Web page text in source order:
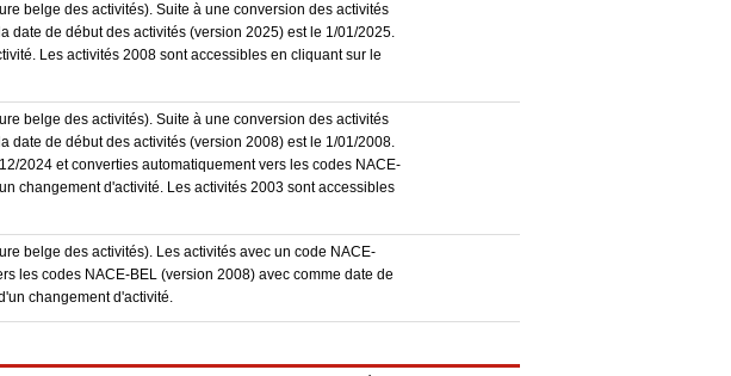
belge des activités). Suite à une conversion des activités
date de début des activités (version 2025) est le 1/01/2025.
Les activités 2008 sont accessibles en cliquant sur le
belge des activités). Suite à une conversion des activités
date de début des activités (version 2008) est le 1/01/2008.
2024 et converties automatiquement vers les codes NACE-
changement d'activité. Les activités 2003 sont accessibles
belge des activités). Les activités avec un code NACE-
les codes NACE-BEL (version 2008) avec comme date de
changement d'activité.